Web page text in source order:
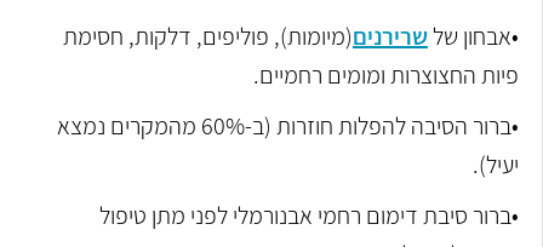
•אבחון של שרירנים(מיומות), פוליפים, דלקות, חסימת
פיות החצוצרות ומומים רחמיים.
•ברור הסיבה להפלות חוזרות (ב-60% מהמקרים נמצא
יעיל).
•ברור סיבת דימום רחמי אבנורמלי לפני מתן טיפול